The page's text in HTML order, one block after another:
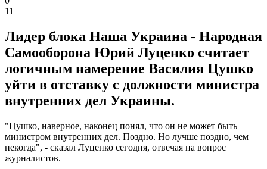
11
Лидер блока Наша Украина - Народная
Самооборона Юрий Луценко считает
логичным намерение Василия Цушко
уйти в отставку с должности министра
внутренних дел Украины.
"Цушко, наверное, наконец понял, что он не может быть
министром внутренних дел. Поздно. Но лучше поздно, чем
некогда", - сказал Луценко сегодня, отвечая на вопрос
журналистов.